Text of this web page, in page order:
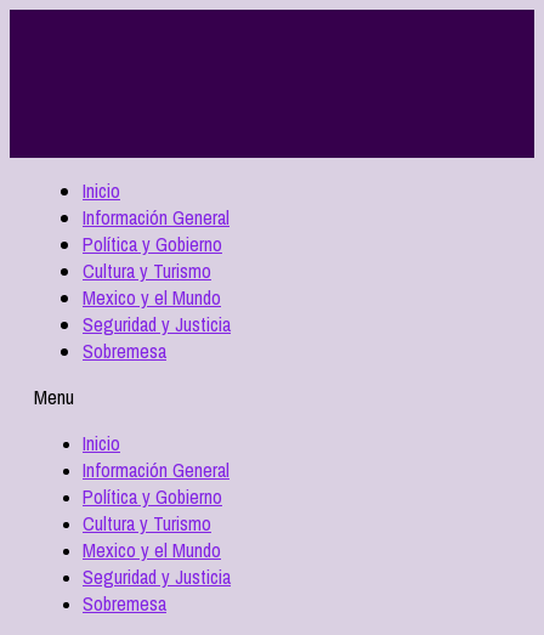
Inicio
Información General
Política y Gobierno
Cultura y Turismo
Mexico y el Mundo
Seguridad y Justicia
Sobremesa
Menu
Inicio
Información General
Política y Gobierno
Cultura y Turismo
Mexico y el Mundo
Seguridad y Justicia
Sobremesa